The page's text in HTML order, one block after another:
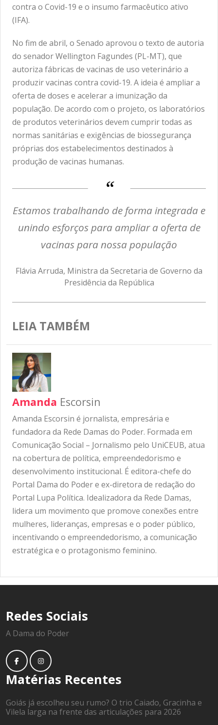
contra o Covid-19 e o insumo farmacêutico ativo
(IFA).
No fim de abril, o Senado aprovou o texto de autoria
do senador Wellington Fagundes (PL-MT), que
autoriza fábricas de vacinas de uso veterinário a
produzir vacinas contra covid-19. A ideia é ampliar a
oferta de doses e acelerar a imunização da
população. De acordo com o projeto, os laboratórios
de produtos veterinários devem cumprir todas as
normas sanitárias e exigências de biossegurança
próprias dos estabelecimentos destinados à
produção de vacinas humanas.
Estamos trabalhando de forma integrada e
unindo esforços para ampliar a oferta de
vacinas para nossa população
Flávia Arruda, Ministra da Secretaria de Governo da
Presidência da República
LEIA TAMBÉM
Amanda Escorsin
Amanda Escorsin é jornalista, empresária e
fundadora da Rede Damas do Poder. Formada em
Comunicação Social – Jornalismo pelo UniCEUB, atua
na cobertura de política, empreendedorismo e
desenvolvimento institucional. É editora-chefe do
Portal Dama do Poder e ex-diretora de redação do
Portal Lupa Política. Idealizadora da Rede Damas,
lidera um movimento que promove conexões entre
mulheres, lideranças, empresas e o poder público,
incentivando o empreendedorismo, a comunicação
estratégica e o protagonismo feminino.
Redes Sociais
A Dama do Poder
Matérias Recentes
Goiás já escolheu seu rumo? O trio Caiado, Gracinha e
Vilela larga na frente das articulações para 2026